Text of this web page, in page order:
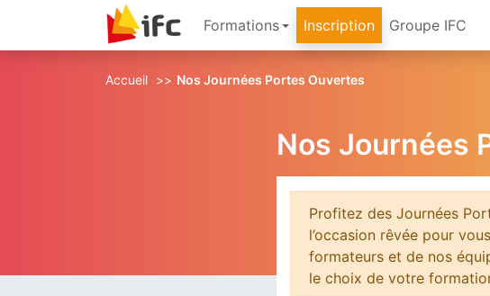
Aller au contenu principal
Aller au pied de page
Formations Inscription Groupe IFC
Accueil Nos Journées Portes Ouvertes
Nos Journées
Profitez des Journées
l’occasion rêvée pour
formateurs et de nos
le choix de votre